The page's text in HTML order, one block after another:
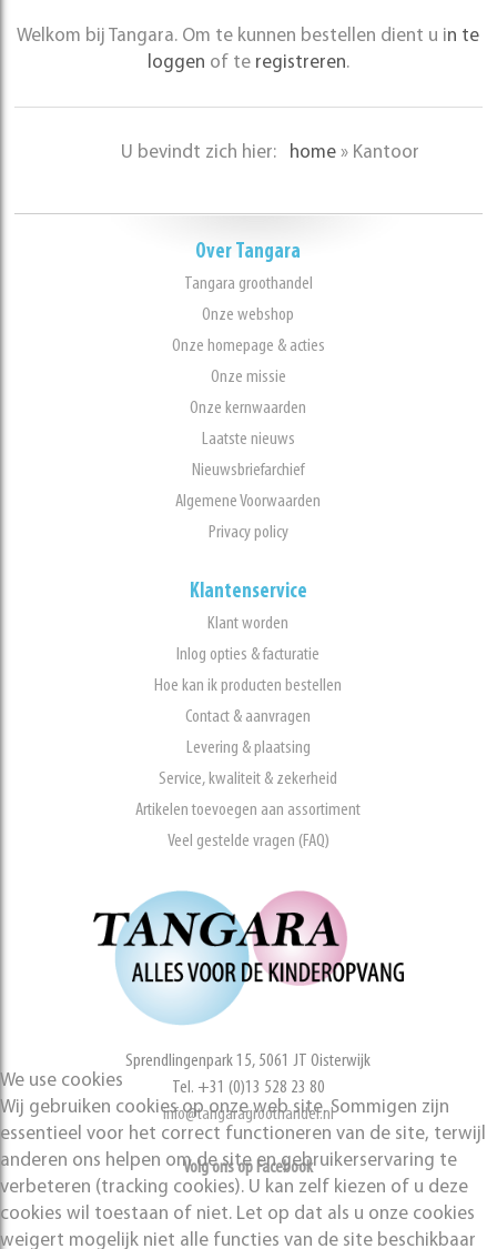
Welkom bij Tangara. Om te kunnen bestellen dient u in te
loggen of te registreren.
U bevindt zich hier: home » Kantoor
Over Tangara
Tangara groothandel
Onze webshop
Onze homepage & acties
Onze missie
Onze kernwaarden
Laatste nieuws
Nieuwsbriefarchief
Algemene Voorwaarden
Privacy policy
Klantenservice
Klant worden
Inlog opties & facturatie
Hoe kan ik producten bestellen
Contact & aanvragen
Levering & plaatsing
Service, kwaliteit & zekerheid
Artikelen toevoegen aan assortiment
Veel gestelde vragen (FAQ)
Sprendlingenpark 15, 5061 JT Oisterwijk
Tel. +31 (0)13 528 23 80
info@tangaragroothandel.nl
Volg ons op Facebook
We use cookies
Wij gebruiken cookies op onze web site. Sommigen zijn
essentieel voor het correct functioneren van de site, terwijl
anderen ons helpen om de site en gebruikerservaring te
verbeteren (tracking cookies). U kan zelf kiezen of u deze
cookies wil toestaan of niet. Let op dat als u onze cookies
weigert mogelijk niet alle functies van de site beschikbaar